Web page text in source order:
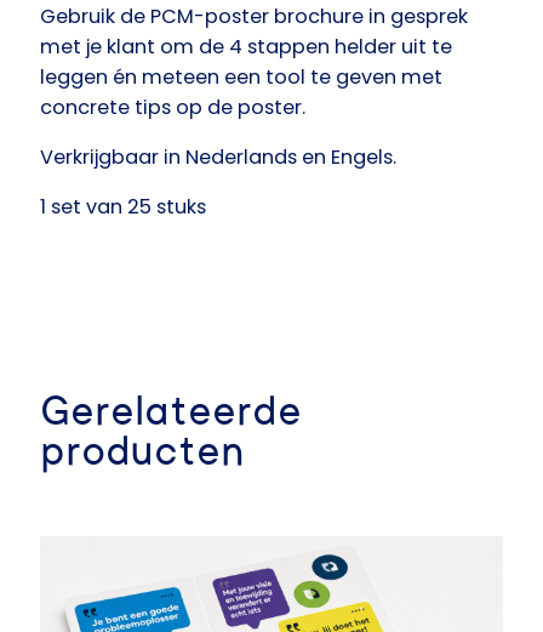
Gebruik de PCM-poster brochure in gesprek
met je klant om de 4 stappen helder uit te
leggen én meteen een tool te geven met
concrete tips op de poster.​
Verkrijgbaar in Nederlands en Engels.
1 set van 25 stuks​
Gerelateerde
producten